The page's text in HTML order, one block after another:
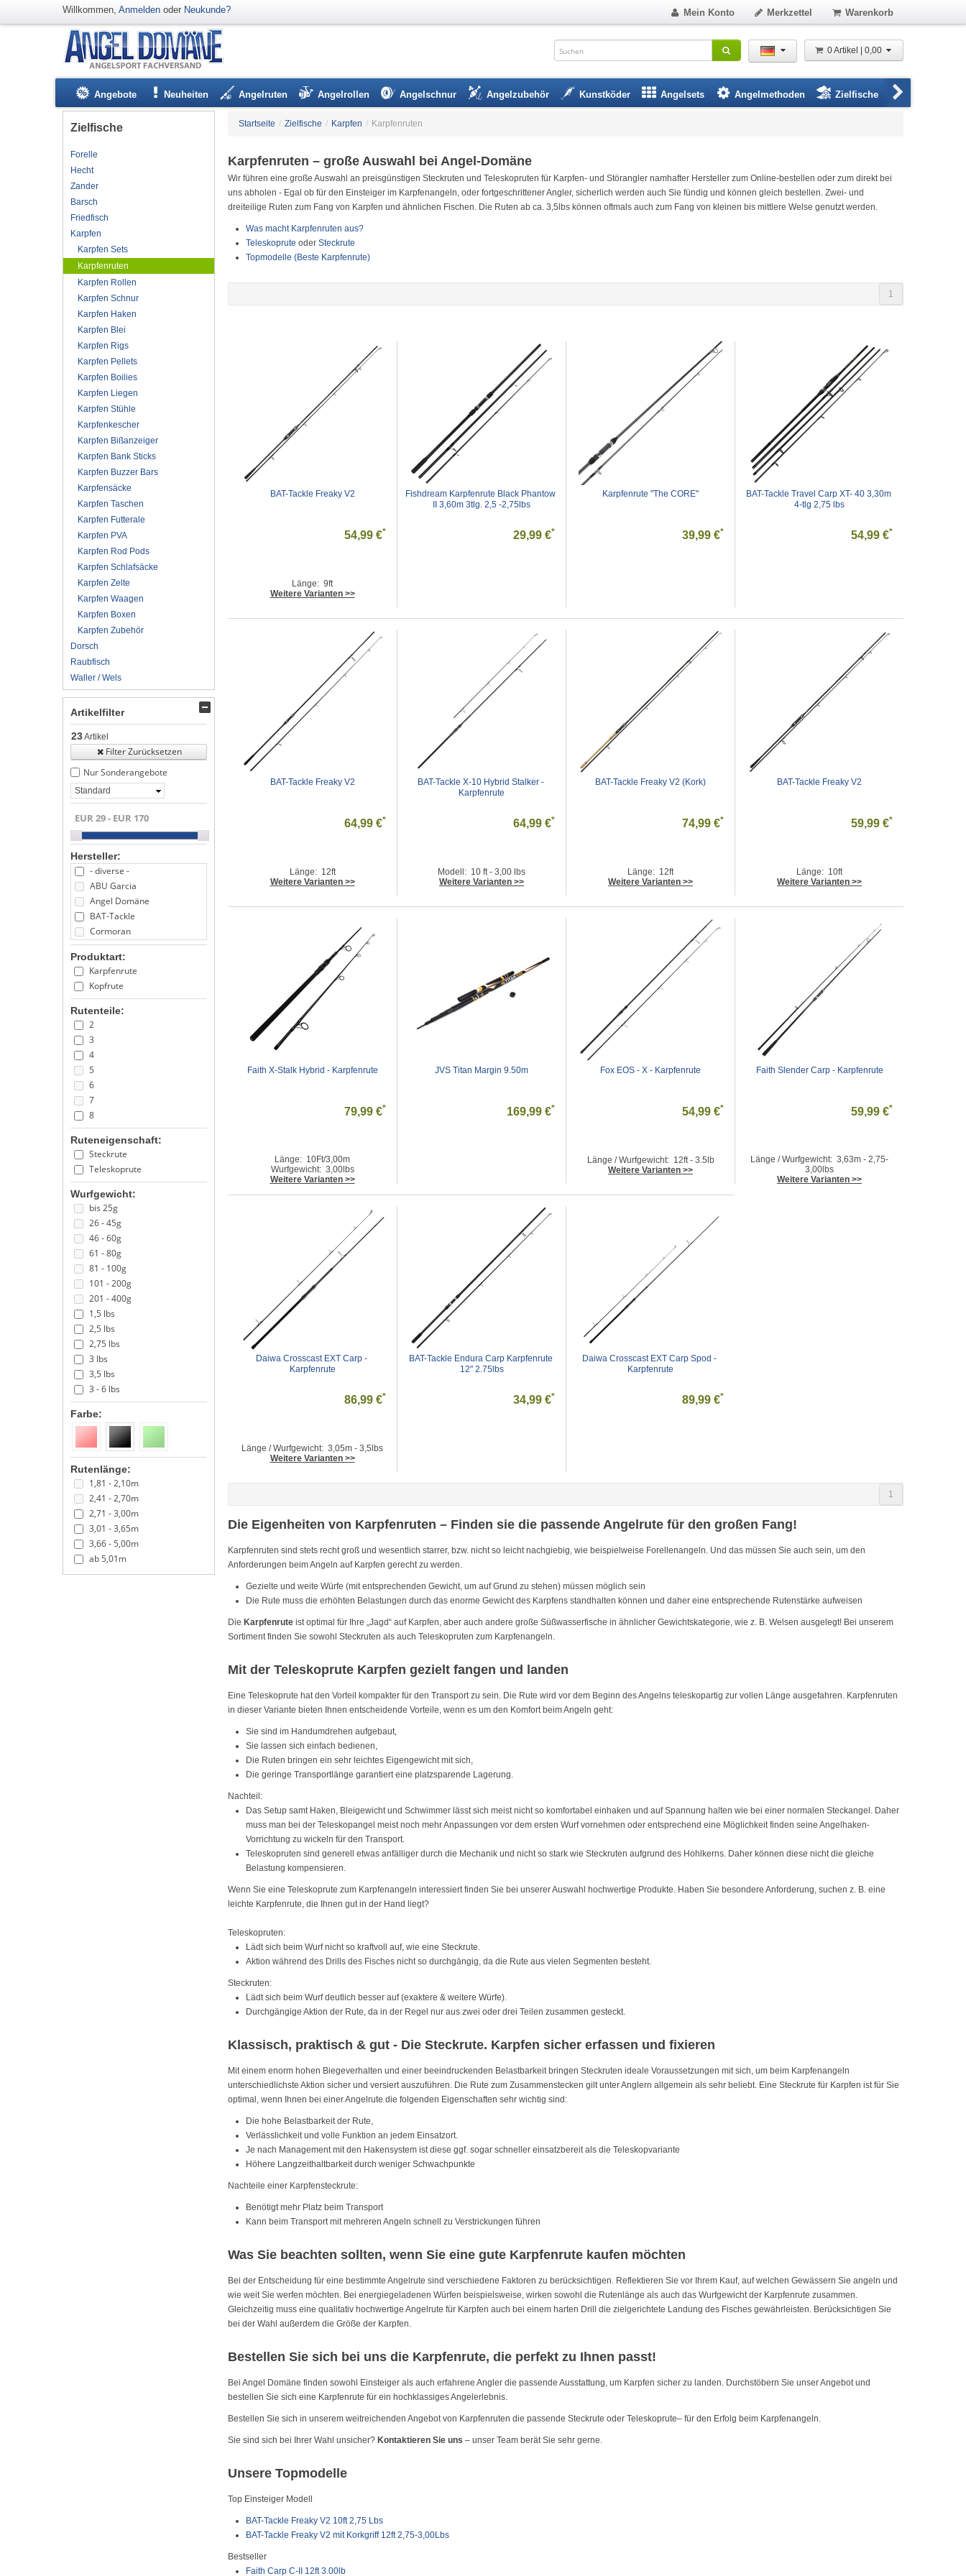
Willkommen, Anmelden oder Neukunde? Mein Konto Merkzettel Warenkorb
0 Artikel | 0,00
Angebote Neuheiten Angelruten Angelrollen Angelschnur Angelzubehör Kunstköder Angelsets Angelmethoden Zielfische
Zielfische
Forelle
Hecht
Zander
Barsch
Friedfisch
Karpfen
Karpfen Sets
Karpfenruten
Karpfen Rollen
Karpfen Schnur
Karpfen Haken
Karpfen Blei
Karpfen Rigs
Karpfen Pellets
Karpfen Boilies
Karpfen Liegen
Karpfen Stühle
Karpfenkescher
Karpfen Bißanzeiger
Karpfen Bank Sticks
Karpfen Buzzer Bars
Karpfensäcke
Karpfen Taschen
Karpfen Futterale
Karpfen PVA
Karpfen Rod Pods
Karpfen Schlafsäcke
Karpfen Zelte
Karpfen Waagen
Karpfen Boxen
Karpfen Zubehör
Dorsch
Raubfisch
Waller / Wels
Artikelfilter
23Artikel
Filter Zurücksetzen
Nur Sonderangebote
Standard
Hersteller:
- diverse -
ABU Garcia
Angel Domäne
BAT-Tackle
Cormoran
Daiwa
DAM
Faith
Fishdream
Fox
Greys
JRC
JVS
Milo
Nevis
Pelzer
Preston
Rive
Roy Fishers
Shimano
SPRO
Spro Strategy
WFT
X2
Produktart:
Karpfenrute
Kopfrute
Rutenteile:
2
3
4
5
6
7
8
Ruteneigenschaft:
Steckrute
Teleskoprute
Wurfgewicht:
bis 25g
26 - 45g
46 - 60g
61 - 80g
81 - 100g
101 - 200g
201 - 400g
1,5 lbs
2,5 lbs
2,75 lbs
3 lbs
3,5 lbs
3 - 6 lbs
Farbe:
Rutenlänge:
1,81 - 2,10m
2,41 - 2,70m
2,71 - 3,00m
3,01 - 3,65m
3,66 - 5,00m
ab 5,01m
Startseite / Zielfische / Karpfen / Karpfenruten
Karpfenruten – große Auswahl bei Angel-Domäne
Wir führen eine große Auswahl an preisgünstigen Steckruten und Teleskopruten für Karpfen- und Störangler namhafter Hersteller zum Online-bestellen oder zum direkt bei
uns abholen - Egal ob für den Einsteiger im Karpfenangeln, oder fortgeschrittener Angler, sicherlich werden auch Sie fündig und können gleich bestellen. Zwei- und
dreiteilige Ruten zum Fang von Karpfen und ähnlichen Fischen. Die Ruten ab ca. 3,5lbs können oftmals auch zum Fang von kleinen bis mittlere Welse genutzt werden.
Was macht Karpfenruten aus?
Teleskoprute oder Steckrute
Topmodelle (Beste Karpfenrute)
1
BAT-Tackle Freaky V2
54,99 €*
Länge: 9ft
Weitere Varianten >>
Fishdream Karpfenrute Black Phantow
II 3,60m 3tlg. 2,5 -2,75lbs
29,99 €*
Karpfenrute "The CORE"
39,99 €*
BAT-Tackle Travel Carp XT- 40 3,30m
4-tlg 2,75 lbs
54,99 €*
BAT-Tackle Freaky V2
64,99 €*
Länge: 12ft
Weitere Varianten >>
BAT-Tackle X-10 Hybrid Stalker -
Karpfenrute
64,99 €*
Modell: 10 ft - 3,00 lbs
Weitere Varianten >>
BAT-Tackle Freaky V2 (Kork)
74,99 €*
Länge: 12ft
Weitere Varianten >>
BAT-Tackle Freaky V2
59,99 €*
Länge: 10ft
Weitere Varianten >>
Faith X-Stalk Hybrid - Karpfenrute
79,99 €*
Länge: 10Ft/3,00m
Wurfgewicht: 3,00lbs
Weitere Varianten >>
JVS Titan Margin 9.50m
169,99 €*
Fox EOS - X - Karpfenrute
54,99 €*
Länge / Wurfgewicht: 12ft - 3.5lb
Weitere Varianten >>
Faith Slender Carp - Karpfenrute
59,99 €*
Länge / Wurfgewicht: 3,63m - 2,75-
3,00lbs
Weitere Varianten >>
Daiwa Crosscast EXT Carp -
Karpfenrute
86,99 €*
Länge / Wurfgewicht: 3,05m - 3,5lbs
Weitere Varianten >>
BAT-Tackle Endura Carp Karpfenrute
12" 2.75lbs
34,99 €*
Daiwa Crosscast EXT Carp Spod -
Karpfenrute
89,99 €*
1
Die Eigenheiten von Karpfenruten – Finden sie die passende Angelrute für den großen Fang!
Karpfenruten sind stets recht groß und wesentlich starrer, bzw. nicht so leicht nachgiebig, wie beispielweise Forellenangeln. Und das müssen Sie auch sein, um den
Anforderungen beim Angeln auf Karpfen gerecht zu werden.
Gezielte und weite Würfe (mit entsprechenden Gewicht, um auf Grund zu stehen) müssen möglich sein
Die Rute muss die erhöhten Belastungen durch das enorme Gewicht des Karpfens standhalten können und daher eine entsprechende Rutenstärke aufweisen
Die Karpfenrute ist optimal für Ihre „Jagd“ auf Karpfen, aber auch andere große Süßwasserfische in ähnlicher Gewichtskategorie, wie z. B. Welsen ausgelegt! Bei unserem
Sortiment finden Sie sowohl Steckruten als auch Teleskopruten zum Karpfenangeln.
Mit der Teleskoprute Karpfen gezielt fangen und landen
Eine Teleskoprute hat den Vorteil kompakter für den Transport zu sein. Die Rute wird vor dem Beginn des Angelns teleskopartig zur vollen Länge ausgefahren. Karpfenruten
in dieser Variante bieten Ihnen entscheidende Vorteile, wenn es um den Komfort beim Angeln geht:
Sie sind im Handumdrehen aufgebaut,
Sie lassen sich einfach bedienen,
Die Ruten bringen ein sehr leichtes Eigengewicht mit sich,
Die geringe Transportlänge garantiert eine platzsparende Lagerung.
Nachteil:
Das Setup samt Haken, Bleigewicht und Schwimmer lässt sich meist nicht so komfortabel einhaken und auf Spannung halten wie bei einer normalen Steckangel. Daher
muss man bei der Teleskopangel meist noch mehr Anpassungen vor dem ersten Wurf vornehmen oder entsprechend eine Möglichkeit finden seine Angelhaken-
Vorrichtung zu wickeln für den Transport.
Teleskopruten sind generell etwas anfälliger durch die Mechanik und nicht so stark wie Steckruten aufgrund des Hohlkerns. Daher können diese nicht die gleiche
Belastung kompensieren.
Wenn Sie eine Teleskoprute zum Karpfenangeln interessiert finden Sie bei unserer Auswahl hochwertige Produkte. Haben Sie besondere Anforderung, suchen z. B. eine
leichte Karpfenrute, die Ihnen gut in der Hand liegt?
Teleskopruten:
Lädt sich beim Wurf nicht so kraftvoll auf, wie eine Steckrute.
Aktion während des Drills des Fisches nicht so durchgängig, da die Rute aus vielen Segmenten besteht.
Steckruten:
Lädt sich beim Wurf deutlich besser auf (exaktere & weitere Würfe).
Durchgängige Aktion der Rute, da in der Regel nur aus zwei oder drei Teilen zusammen gesteckt.
Klassisch, praktisch & gut - Die Steckrute. Karpfen sicher erfassen und fixieren
Mit einem enorm hohen Biegeverhalten und einer beeindruckenden Belastbarkeit bringen Steckruten ideale Voraussetzungen mit sich, um beim Karpfenangeln
unterschiedlichste Aktion sicher und versiert auszuführen. Die Rute zum Zusammenstecken gilt unter Anglern allgemein als sehr beliebt. Eine Steckrute für Karpfen ist für Sie
optimal, wenn Ihnen bei einer Angelrute die folgenden Eigenschaften sehr wichtig sind:
Die hohe Belastbarkeit der Rute,
Verlässlichkeit und volle Funktion an jedem Einsatzort.
Je nach Management mit den Hakensystem ist diese ggf. sogar schneller einsatzbereit als die Teleskopvariante
Höhere Langzeithaltbarkeit durch weniger Schwachpunkte
Nachteile einer Karpfensteckrute:
Benötigt mehr Platz beim Transport
Kann beim Transport mit mehreren Angeln schnell zu Verstrickungen führen
Was Sie beachten sollten, wenn Sie eine gute Karpfenrute kaufen möchten
Bei der Entscheidung für eine bestimmte Angelrute sind verschiedene Faktoren zu berücksichtigen. Reflektieren Sie vor Ihrem Kauf, auf welchen Gewässern Sie angeln und
wie weit Sie werfen möchten. Bei energiegeladenen Würfen beispielsweise, wirken sowohl die Rutenlänge als auch das Wurfgewicht der Karpfenrute zusammen.
Gleichzeitig muss eine qualitativ hochwertige Angelrute für Karpfen auch bei einem harten Drill die zielgerichtete Landung des Fisches gewährleisten. Berücksichtigen Sie
bei der Wahl außerdem die Größe der Karpfen.
Bestellen Sie sich bei uns die Karpfenrute, die perfekt zu Ihnen passt!
Bei Angel Domäne finden sowohl Einsteiger als auch erfahrene Angler die passende Ausstattung, um Karpfen sicher zu landen. Durchstöbern Sie unser Angebot und
bestellen Sie sich eine Karpfenrute für ein hochklassiges Angelerlebnis.
Bestellen Sie sich in unserem weitreichenden Angebot von Karpfenruten die passende Steckrute oder Teleskoprute– für den Erfolg beim Karpfenangeln.
Sie sind sich bei Ihrer Wahl unsicher? Kontaktieren Sie uns – unser Team berät Sie sehr gerne.
Unsere Topmodelle
Top Einsteiger Modell
BAT-Tackle Freaky V2 10ft 2,75 Lbs
BAT-Tackle Freaky V2 mit Korkgriff 12ft 2,75-3,00Lbs
Bestseller
Faith Carp C-II 12ft 3.00lb